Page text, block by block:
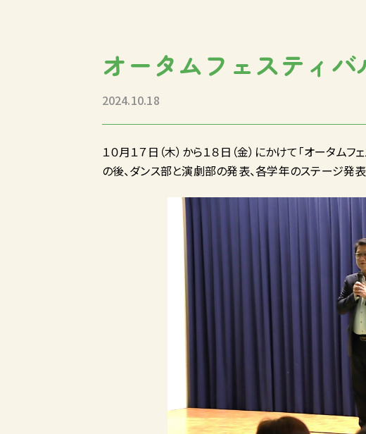
オータムフェスティバ
2024.10.18
１０月１７日（木）から１８日（金）にかけて「オータ
の後、ダンス部と演劇部の発表、各学年のステージ発